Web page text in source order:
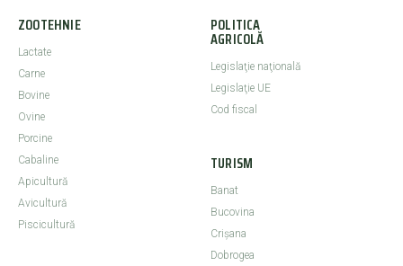
ZOOTEHNIE
Lactate
Carne
Bovine
Ovine
Porcine
Cabaline
Apicultură
Avicultură
Piscicultură
POLITICA
AGRICOLĂ
Legislaţie naţională
Legislaţie UE
Cod fiscal
TURISM
Banat
Bucovina
Crişana
Dobrogea